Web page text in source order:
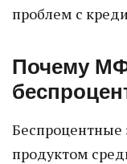
проблем с
Почему
продуктом